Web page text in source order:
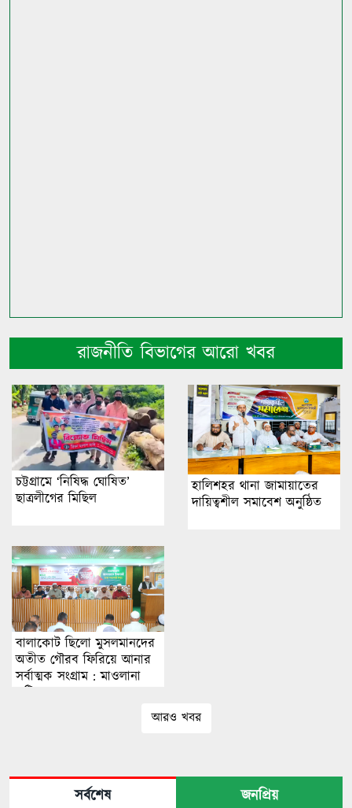
রাজনীতি বিভাগের আরো খবর
চট্টগ্রামে ‘নিষিদ্ধ ঘোষিত’
ছাত্রলীগের মিছিল
হালিশহর থানা জামায়াতের
দায়িত্বশীল সমাবেশ অনুষ্ঠিত
বালাকোট ছিলো মুসলমানদের
অতীত গৌরব ফিরিয়ে আনার
সর্বাত্মক সংগ্রাম : মাওলানা
এটিএম মাছুম
আরও খবর
সর্বশেষ
জনপ্রিয়